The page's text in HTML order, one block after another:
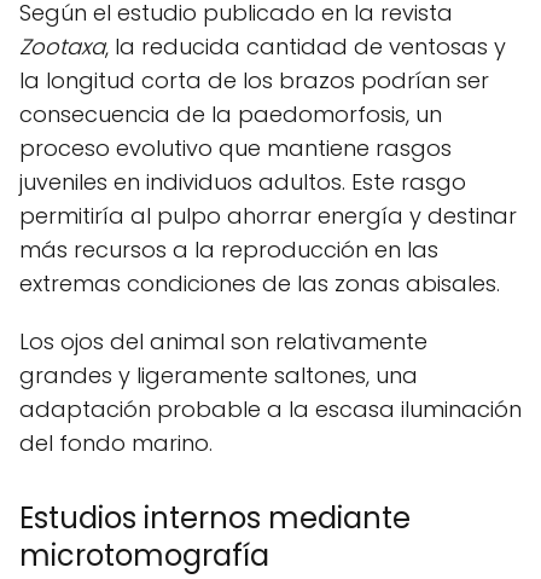
Según el estudio publicado en la revista
Zootaxa, la reducida cantidad de ventosas y
la longitud corta de los brazos podrían ser
consecuencia de la paedomorfosis, un
proceso evolutivo que mantiene rasgos
juveniles en individuos adultos. Este rasgo
permitiría al pulpo ahorrar energía y destinar
más recursos a la reproducción en las
extremas condiciones de las zonas abisales.
Los ojos del animal son relativamente
grandes y ligeramente saltones, una
adaptación probable a la escasa iluminación
del fondo marino.
Estudios internos mediante
microtomografía